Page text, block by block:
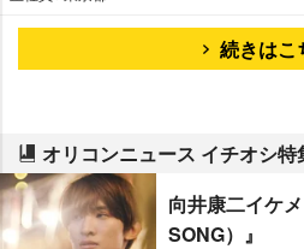
続きはこ
オリコンニュース イチオシ特
向井康二イケ
SONG）』